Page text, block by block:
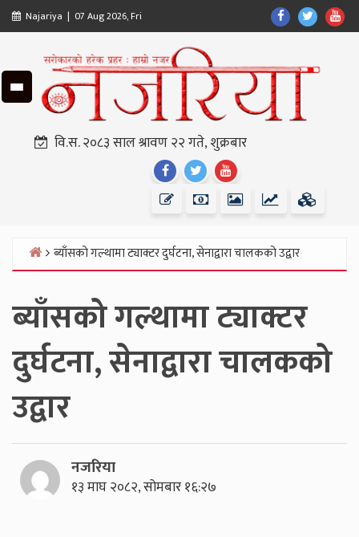
Skip
to
content
Najariya | 07 Aug 2026, Fri
Find
Us
Facebook
Find
Us
Twitter
Us
वि.स. २०८३ साल श्रावण २२ गते, शुक्रबार
Find
Us
Facebook
Find
Us
Twitter
Find
Us
Youtube
Home
ब्याँसको गल्थामा ट्याक्टर दुर्घटना, सेनाद्वारा चालकको उद्वार
ब्याँसको गल्थामा ट्याक्टर
दुर्घटना, सेनाद्वारा चालकको
उद्वार
नजरिया
१३ माघ २०८२, सोमबार १६:२७